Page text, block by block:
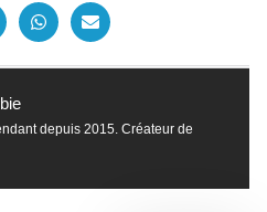
depuis 2015. Créateur de